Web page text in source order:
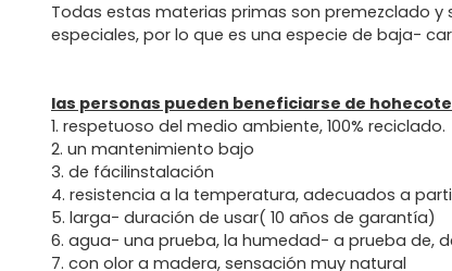
Todas estas materias primas son premezclado
especiales, por lo que es una especie de baja-
las personas pueden beneficiarse de
1. respetuoso del medio ambiente, 100% reciclado.
2. un mantenimiento bajo
3. de fácilinstalación
4. resistencia a la temperatura, adecuados a
5. larga- duración de usar( 10 años de garantía)
6. agua- una prueba, la humedad- a prueba de,
7. con olor a madera, sensación muy natural